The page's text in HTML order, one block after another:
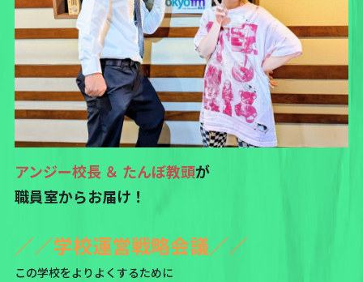
アンジー校長 ＆ たんぼ教頭が
職員室からお届け！
／／学校運営戦略会議／／
この学校をよりよくするために